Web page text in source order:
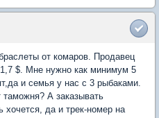
от комаров. Продавец
1,7 $. Мне нужно как минимум 5
и семья у нас с 3 рыбаками.
таможня? А заказывать
да и трек-номер на